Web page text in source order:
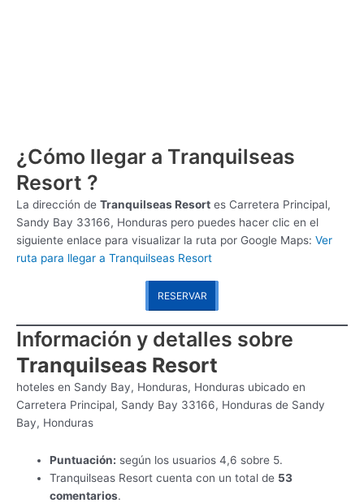
¿Cómo llegar a Tranquilseas
Resort ?
La dirección de Tranquilseas Resort es Carretera Principal,
Sandy Bay 33166, Honduras pero puedes hacer clic en el
siguiente enlace para visualizar la ruta por Google Maps: Ver
ruta para llegar a Tranquilseas Resort
RESERVAR
Información y detalles sobre
Tranquilseas Resort
hoteles en Sandy Bay, Honduras, Honduras ubicado en
Carretera Principal, Sandy Bay 33166, Honduras de Sandy
Bay, Honduras
Puntuación: según los usuarios 4,6 sobre 5.
Tranquilseas Resort cuenta con un total de 53
comentarios.